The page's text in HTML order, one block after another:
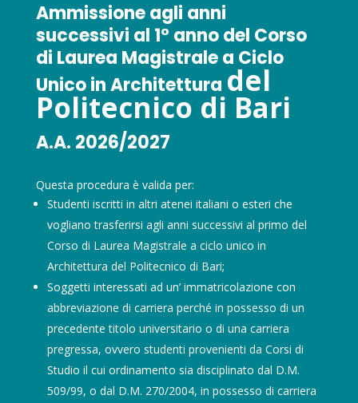
Ammissione agli anni
successivi al 1° anno del Corso
di Laurea Magistrale a Ciclo
Unico in Architettura del
Politecnico di Bari
A.A. 2026/2027
Questa procedura è valida per:
Studenti iscritti in altri atenei italiani o esteri che
vogliano trasferirsi agli anni successivi al primo del
Corso di Laurea Magistrale a ciclo unico in
Architettura del Politecnico di Bari;
Soggetti interessati ad un’ immatricolazione con
abbreviazione di carriera perché in possesso di un
precedente titolo universitario o di una carriera
pregressa, ovvero studenti provenienti da Corsi di
Studio il cui ordinamento sia disciplinato dal D.M.
509/99, o dal D.M. 270/2004, in possesso di carriera